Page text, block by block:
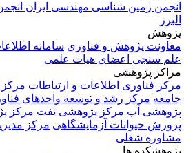
انجمن زمین شناسی مهندسی ایران
البرز
پژوهش
معاونت پژوهش و فناوری سامانه
علم سنجی اعضای هیات علمی
مراکز پژوهشی
مرکز فناوری اطلاعات و ارتباطات مرکز
جامعه مرکز رشد و توسعه واحدهای فناور
پژوهشی آب مرکز پژوهشی نفت مرکز
پرورش حیوانات آزمایشگاهی مرکز
مشاوره شغلی
پژوهشکده ها